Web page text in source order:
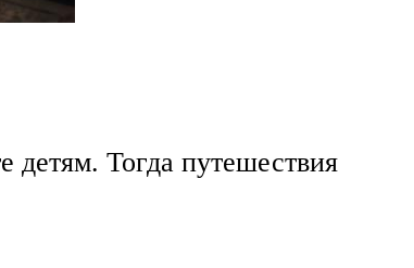
детям. Тогда путешествия